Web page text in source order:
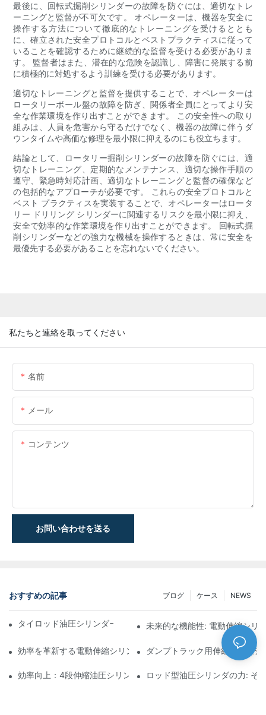
最後に、回転式掘削シリンダーの故障を防ぐには、適切なトレ
ーニングと監督が不可欠です。 オペレーターは、機器を安全に
操作する方法について徹底的なトレーニングを受けるととも
に、確立された安全プロトコルとベストプラクティスに従って
いることを確認するために継続的な監督を受ける必要がありま
す。 監督者はまた、潜在的な危険を認識し、障害に発展する前
に積極的に対処するよう訓練を受ける必要があります。
適切なトレーニングと監督を提供することで、オペレーターは
ロータリーボール盤の故障を防ぎ、関係者全員にとってより安
全な作業環境を作り出すことができます。 この安全性への取り
組みは、人員を危害から守るだけでなく、機器の故障に伴うダ
ウンタイムや高価な修理を最小限に抑えるのにも役立ちます。
結論として、ロータリー掘削シリンダーの故障を防ぐには、適
切なトレーニング、定期的なメンテナンス、適切な操作手順の
遵守、緊急時対応計画、適切なトレーニングと監督の確保など
の包括的なアプローチが必要です。 これらの安全プロトコルと
ベスト プラクティスを実装することで、オペレーターはロータ
リー ドリリング シリンダーに関連するリスクを最小限に抑え、
安全で効率的な作業環境を作り出すことができます。 回転式掘
削シリンダーなどの強力な機械を操作するときは、常に安全を
最優先する必要があることを忘れないでください。
私たちと連絡を取ってください
名前
メール
コンテンツ
お問い合わせを送る
おすすめの記事 NEWS
ケース
ブログ
タイロッド油圧シリンダーの機能と重要性を理解する
未来的な機能性: 電動伸縮シリ
効率を革新する電動伸縮シリンダ ダンプトラック用伸縮式油圧
効率向上：4段伸縮油圧シリンダーのメリットロッド型油圧シリンダの力: そ